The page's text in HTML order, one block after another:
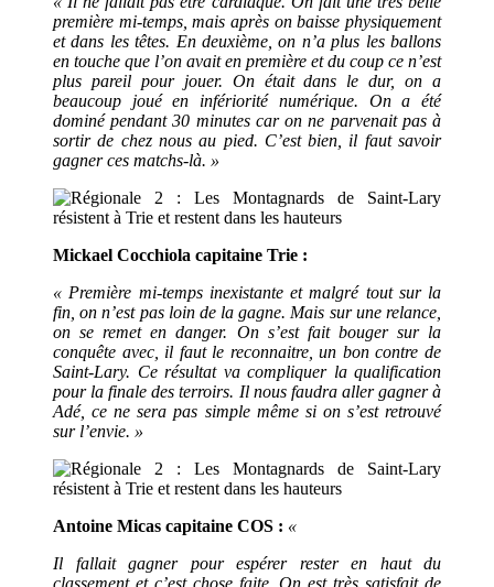
première mi-temps, mais après on baisse physiquement
et dans les têtes. En deuxième, on n’a plus les ballons
en touche que l’on avait en première et du coup ce n’est
plus pareil pour jouer. On était dans le dur, on a
beaucoup joué en infériorité numérique. On a été
dominé pendant 30 minutes car on ne parvenait pas à
sortir de chez nous au pied. C’est bien, il faut savoir
gagner ces matchs-là. »
Mickael Cocchiola capitaine Trie :
« Première mi-temps inexistante et malgré tout sur la
fin, on n’est pas loin de la gagne. Mais sur une relance,
on se remet en danger. On s’est fait bouger sur la
conquête avec, il faut le reconnaitre, un bon contre de
Saint-Lary. Ce résultat va compliquer la qualification
pour la finale des terroirs. Il nous faudra aller gagner à
Adé, ce ne sera pas simple même si on s’est retrouvé
sur l’envie. »
Antoine Micas capitaine COS : «
Il fallait gagner pour espérer rester en haut du